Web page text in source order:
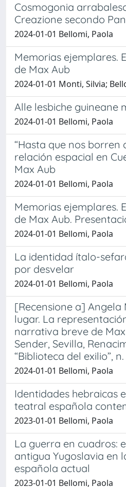
Cosmogonia
Creazione secondo Pan
2024-01-01 Bellomi, Paola
Memorias ejemplares.
de Max Aub
2024-01-01 Monti, Silvia;
Alle lesbiche guineane
2024-01-01 Bellomi, Paola
“Hasta que nos borren
relación espacial en
Max Aub
2024-01-01 Bellomi, Paola
Memorias ejemplares.
de Max Aub.
2024-01-01 Bellomi, Paola
La identidad ítalo-
por desvelar
2024-01-01 Bellomi, Paola
[Recensione a] Angela
lugar. La
narrativa breve de
Sender, Sevilla,
“Biblioteca del exilio”, n.
2024-01-01 Bellomi, Paola
Identidades hebraicas
teatral española
2023-01-01 Bellomi, Paola
La guerra en cuadros:
antigua Yugoslavia en
española actual
2023-01-01 Bellomi, Paola